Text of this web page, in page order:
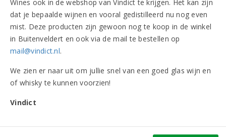
Beoordelingen
Vergelijkbare artikelen
Wines ook in de webshop van Vindict te krijgen. Het kan zijn
dat je bepaalde wijnen en vooral gedistilleerd nu nog even
mist. Deze producten zijn gewoon nog te koop in de winkel
in Buitenveldert en ook via de mail te bestellen op
mail@vindict.nl.
We zien er naar uit om jullie snel van een goed glas wijn en
of whisky te kunnen voorzien!
Vindict